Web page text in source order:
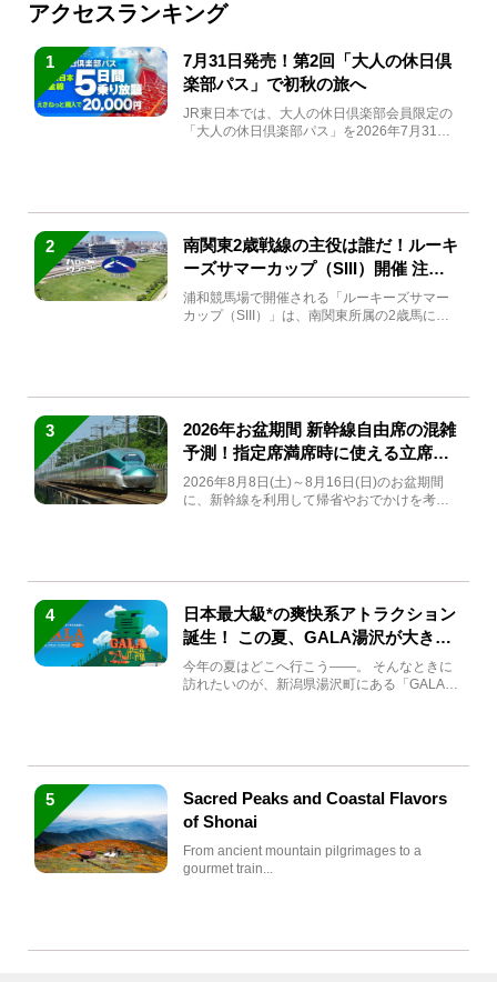
アクセスランキング
1
7月31日発売！第2回「大人の休日倶
楽部パス」で初秋の旅へ
JR東日本では、大人の休日倶楽部会員限定の
「大人の休日倶楽部パス」を2026年7月31日
2
南関東2歳戦線の主役は誰だ！ルーキ
ーズサマーカップ（SIII）開催 注目
馬と見どころをチェック
浦和競馬場で開催される「ルーキーズサマー
カップ（SIII）」は、南関東所属の2歳馬によ
3
2026年お盆期間 新幹線自由席の混雑
予測！指定席満席時に使える立席特
急券も解説
2026年8月8日(土)～8月16日(日)のお盆期間
に、新幹線を利用して帰省やおでかけを考え
4
日本最大級*の爽快系アトラクション
誕生！ この夏、GALA湯沢が大きく
生まれ変わる
今年の夏はどこへ行こう――。 そんなときに
訪れたいのが、新潟県湯沢町にある「GALA湯
5
Sacred Peaks and Coastal Flavors
of Shonai
From ancient mountain pilgrimages to a
gourmet train...